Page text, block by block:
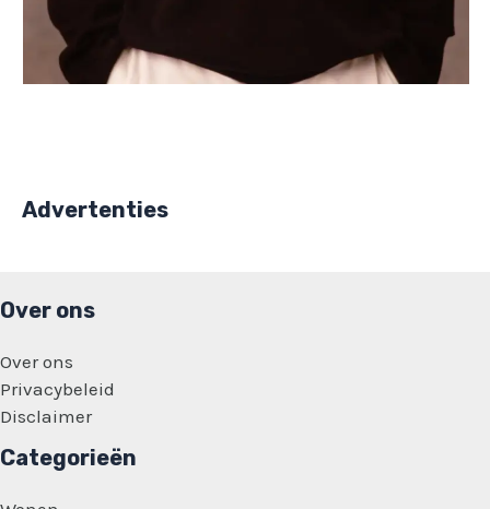
Advertenties
Over ons
Over ons
Privacybeleid
Disclaimer
Categorieën